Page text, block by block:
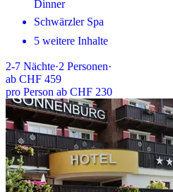
Dinner
Schwärzler Spa
5 weitere Inhalte
2-7 Nächte·2 Personen·
ab CHF 459
pro Person ab CHF 230